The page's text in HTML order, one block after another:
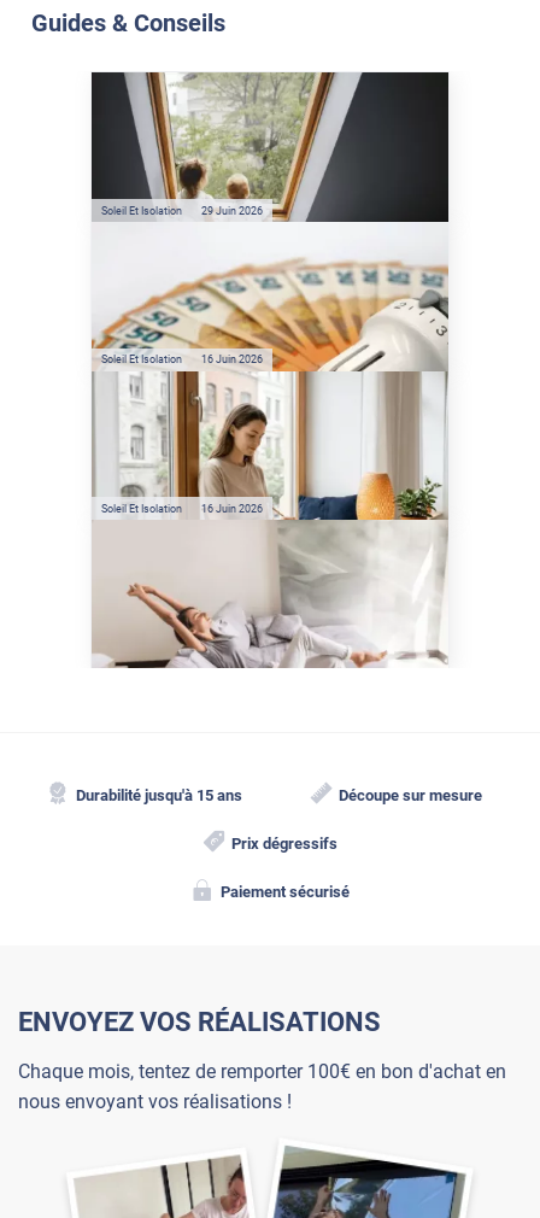
Guides & Conseils
Véranda et Velux : Comment
bloquer jusqu'à 80% de
l'énergie solaire sans
climatisation ?
Soleil Et Isolation 29 Juin 2026
Film anti-chaleur : quelles
sont les économies d’énergie
réelles ?
Soleil Et Isolation 16 Juin 2026
Préservez votre logement de
la chaleur : les conseils de
Jamy de C'est Pas Sorcier
Soleil Et Isolation 16 Juin 2026
Comment protéger sa
maison de la chaleur sans
climatisation ?
Durabilité jusqu'à 15 ans Découpe sur mesure
Prix dégressifs
Paiement sécurisé
ENVOYEZ VOS RÉALISATIONS
Chaque mois, tentez de remporter 100€ en bon d'achat en
nous envoyant vos réalisations !